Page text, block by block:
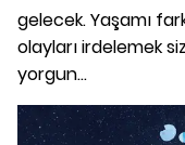
gelecek. Yaşamı
olayları irdelemek
yorgun...